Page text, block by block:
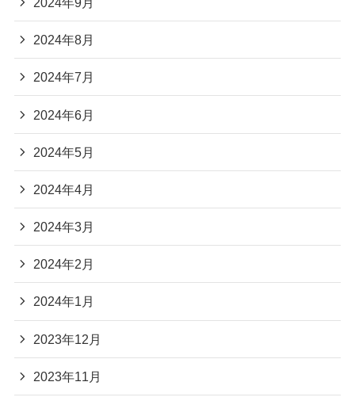
2024年8月
2024年7月
2024年6月
2024年5月
2024年4月
2024年3月
2024年2月
2024年1月
2023年12月
2023年11月